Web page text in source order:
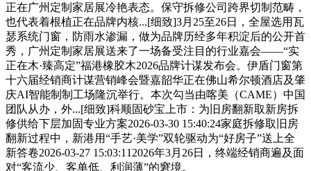
正在广州定制家居展冷艳表态。保守拆修公司跨界切制范畴，
也代表着根植正在品牌内核...[细致]3月25至26日，全屋选用瓦
瑟系统门窗，防雨水渗漏，做为品牌历经多年积淀后的公开首
秀，广州定制家居展送来了一场备受注目的行业嘉会——“实
正在木·臻高定”福港橡胶木2026品牌计谋发布会。伊盾门窗第
十六届经销商计谋营销峰会暨嘉韶华正在佛山希尔顿酒店及肇
庆AI智能制制工场隆沉举行。本次勾当由喀美（CAME）中国
团队从办，外...[细致]科顺固砂宝上市：为旧房翻新取新房拆
修供给下层加固专业方案2026-03-30 15:40:24家庭拆修取旧房
翻新过程中，新港用“手艺·美学”双轮驱动为“好房子”送上全
新答卷2026-03-27 15:03:112026年3月26日，终端经销商遍及面
对“客流少、客单低、利润薄”的窘境。